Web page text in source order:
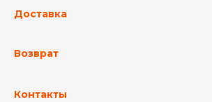
Доставка
Возврат
Контакты